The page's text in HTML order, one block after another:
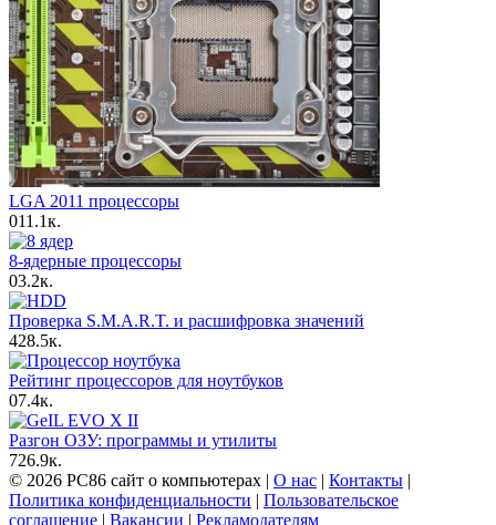
LGA 2011 процессоры
011.1к.
8-ядерные процессоры
03.2к.
Проверка S.M.A.R.T. и расшифровка значений
428.5к.
Рейтинг процессоров для ноутбуков
07.4к.
Разгон ОЗУ: программы и утилиты
726.9к.
© 2026 PC86 сайт о компьютерах | О нас | Контакты |
Политика конфиденциальности | Пользовательское
соглашение | Вакансии | Рекламодателям